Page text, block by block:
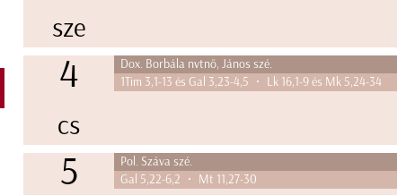
sze
4
cs
Dox. Borbála nvtnő, János szé.
1Tim 3,1-13 és Gal 3,23-4,5 • Lk 16,1-9 és Mk 5,24-34
5
Pol. Száva szé.
Gal 5,22-6,2 • Mt 11,27-30